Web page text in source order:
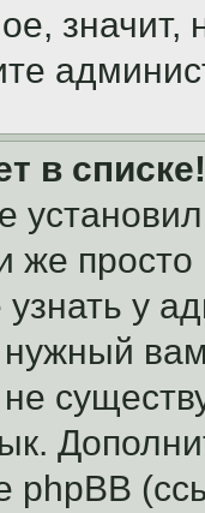
значит,
в списке!
же
узнать у
не
phpBB